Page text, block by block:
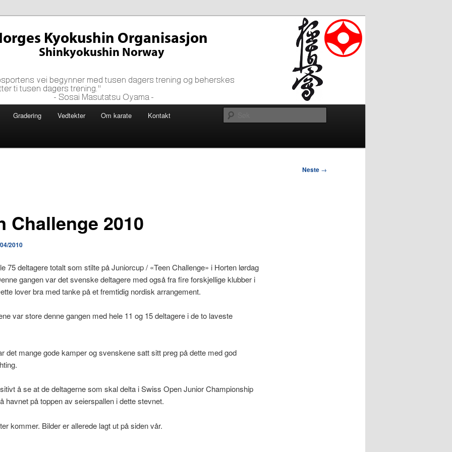
Organisasjon
tusen dagers trening og beherskes først etter ti tusen dagers
~
Gradering Vedtekter Om karate Kontakt
Neste →
Challenge 2010
2010
75 deltagere totalt som stilte på Juniorcup / «Teen Challenge» i Horten lørdag
gangen var det svenske deltagere med også fra fire forskjellige klubber i
lover bra med tanke på et fremtidig nordisk arrangement.
var store denne gangen med hele 11 og 15 deltagere i de to laveste
det mange gode kamper og svenskene satt sitt preg på dette med god
å se at de deltagerne som skal delta i Swiss Open Junior Championship
havnet på toppen av seierspallen i dette stevnet.
kommer. Bilder er allerede lagt ut på siden vår.